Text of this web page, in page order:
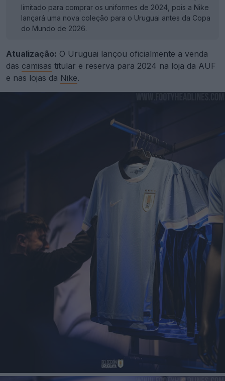
limitado para comprar os uniformes de 2024, pois a Nike
lançará uma nova coleção para o Uruguai antes da Copa
do Mundo de 2026.
Atualização: O Uruguai lançou oficialmente a venda
das camisas titular e reserva para 2024 na loja da AUF
e nas lojas da Nike.